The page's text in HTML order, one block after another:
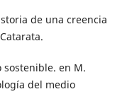
de una creencia
sostenible. en M.
del medio